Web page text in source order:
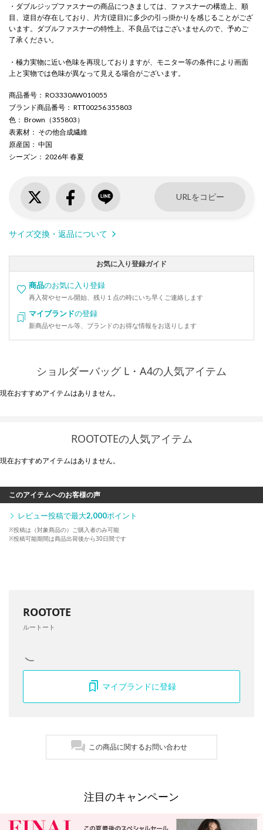
・ダブルジップファスナーの商品につきましては、ファスナーの構造上、順
目、逆目が存在しており、片方(逆目)に多少の引っ掛かりを感じることがござ
います。ダブルファスナーの特性上、不良品ではございませんので、予めご
了承ください。
・極力実物に近い色味を再現しておりますが、モニター等の条件により画面
上と実物では色味が異なって見える場合がございます。
商品番号 ： RO3330AW010055
ブランド商品番号 ： RTT00256 355803
色 ： Brown（355803）
表素材 ： その他合成繊維
原産国 ： 中国
シーズン ： 2026年 春夏
URLをコピー
サイズ交換・返品について
お気に入り登録ガイド
商品のお気に入り登録
再入荷やセール開始、残り１点の時にいち早くご連絡します
マイブランドの登録
新商品やセール等、ブランドのお得な情報をお送りします
ショルダーバッグ L・A4の人気アイテム
現在おすすめアイテムはありません。
ROOTOTEの人気アイテム
現在おすすめアイテムはありません。
このアイテムへのお客様の声
レビュー投稿で最大2,000ポイント
※投稿は（対象商品の）ご購入者のみ可能
※投稿可能期間は商品出荷後から30日間です
ROOTOTE
ルートート
マイブランドに登録
この商品に関するお問い合わせ
注目のキャンペーン